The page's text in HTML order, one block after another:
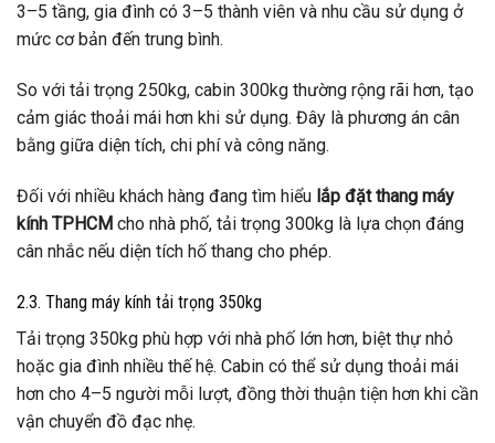
3–5 tầng, gia đình có 3–5 thành viên và nhu cầu sử dụng ở
mức cơ bản đến trung bình.
So với tải trọng 250kg, cabin 300kg thường rộng rãi hơn, tạo
cảm giác thoải mái hơn khi sử dụng. Đây là phương án cân
bằng giữa diện tích, chi phí và công năng.
Đối với nhiều khách hàng đang tìm hiểu lắp đặt thang máy
kính TPHCM cho nhà phố, tải trọng 300kg là lựa chọn đáng
cân nhắc nếu diện tích hố thang cho phép.
2.3. Thang máy kính tải trọng 350kg
Tải trọng 350kg phù hợp với nhà phố lớn hơn, biệt thự nhỏ
hoặc gia đình nhiều thế hệ. Cabin có thể sử dụng thoải mái
hơn cho 4–5 người mỗi lượt, đồng thời thuận tiện hơn khi cần
vận chuyển đồ đạc nhẹ.